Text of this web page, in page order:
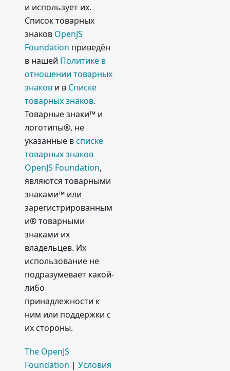
и использует их.
Список товарных
знаков OpenJS
Foundation приведён
в нашей Политике в
отношении товарных
знаков и в Списке
товарных знаков.
Товарные знаки™ и
логотипы®, не
указанные всписке
товарных знаков
OpenJS Foundation,
являются товарными
знаками™ или
зарегистрированным
и® товарными
знаками их
владельцев. Их
использование не
подразумевает какой-
либо
принадлежности к
ним или поддержки с
их стороны.
The OpenJS
Foundation | Условия